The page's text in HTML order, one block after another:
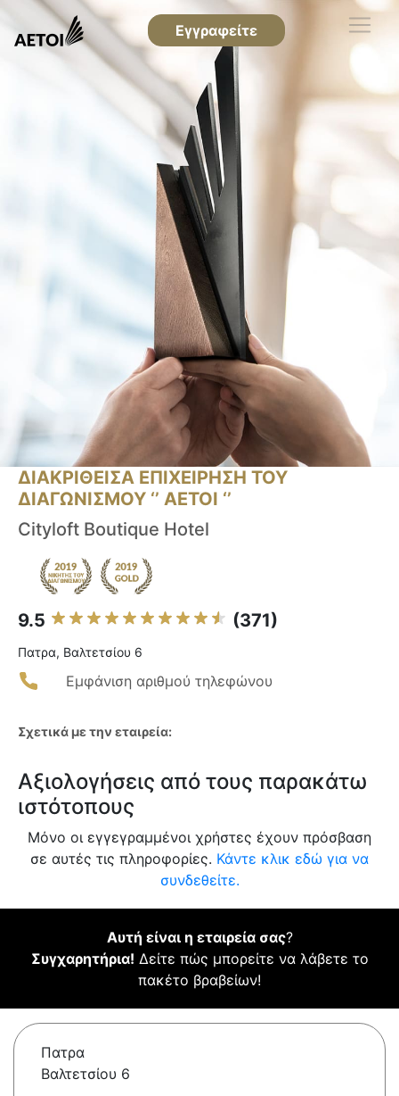
Εγγραφείτε
ΔΙΑΚΡΙΘΕΙΣΑ ΕΠΙΧΕΙΡΗΣΗ ΤΟΥ
ΔΙΑΓΩΝΙΣΜΟΥ ‘’ ΑΕΤΟΙ ‘’
Cityloft Boutique Hotel
9.5 (371)
Πατρα, Βαλτετσίου 6
Εμφάνιση αριθμού τηλεφώνου
Σχετικά με την εταιρεία:
Αξιολογήσεις από τους παρακάτω
ιστότοπους
Μόνο οι εγγεγραμμένοι χρήστες έχουν πρόσβαση
σε αυτές τις πληροφορίες. Κάντε κλικ εδώ για να
συνδεθείτε.
Αυτή είναι η εταιρεία σας?
Συγχαρητήρια! Δείτε πώς μπορείτε να λάβετε το
πακέτο βραβείων!
Πατρα
Βαλτετσίου 6